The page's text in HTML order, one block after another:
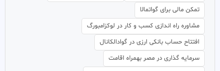
تمکن مالی برای گواتمالا
مشاوره راه اندازی کسب و کار در لوکزامبورگ
افتتاح حساب بانکی ارزی در گوادالکانال
سرمایه گذاری در مصر بهمراه اقامت